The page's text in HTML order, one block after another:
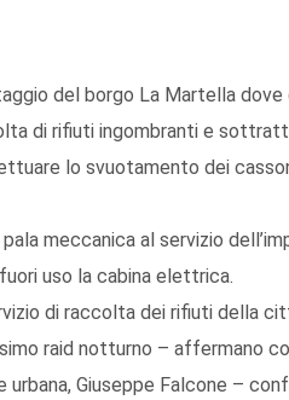
del borgo La Martella
di rifiuti ingombranti e
lo svuotamento dei
meccanica al servizio
uso la cabina elettrica.
di raccolta dei rifiuti della
raid notturno – affermano
urbana, Giuseppe Falcone –